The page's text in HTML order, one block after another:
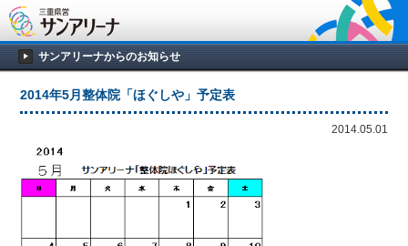
サンアリーナからのお知らせ
2014年5月整体院「ほぐしや」予定表
2014.05.01